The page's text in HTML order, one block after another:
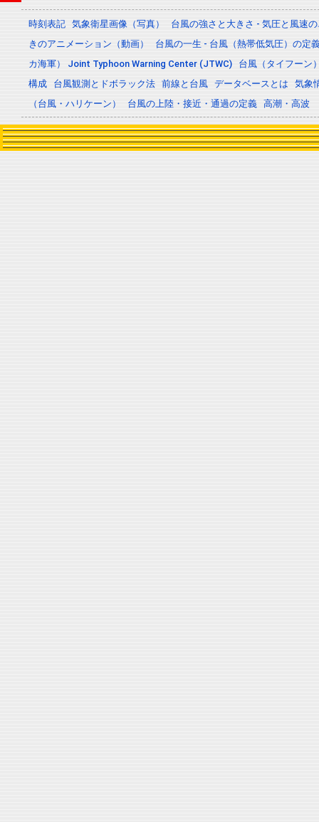
時刻表記 気象衛星画像（写真）
台風の強さと大きさ - 気圧と風速
きのアニメーション（動画）
台風の一生 - 台風（熱帯低気圧）の定
カ海軍） Joint Typhoon Warning Center (JTWC)
台風（タイフーン
構成
台風観測とドボラック法 前線と台風 データベースとは
気象
（台風・ハリケーン）
台風の上陸・接近・通過の定義 高潮・高波